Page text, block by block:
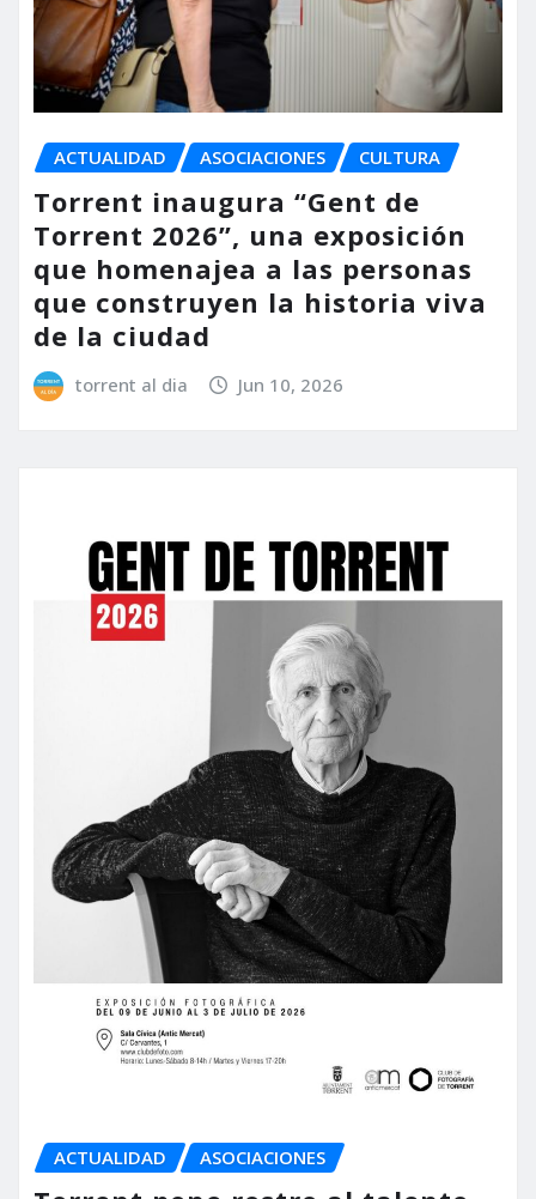
ACTUALIDAD ASOCIACIONES CULTURA
Torrent inaugura “Gent de
Torrent 2026”, una exposición
que homenajea a las personas
que construyen la historia viva
de la ciudad
torrent al dia Jun 10, 2026
ACTUALIDAD ASOCIACIONES